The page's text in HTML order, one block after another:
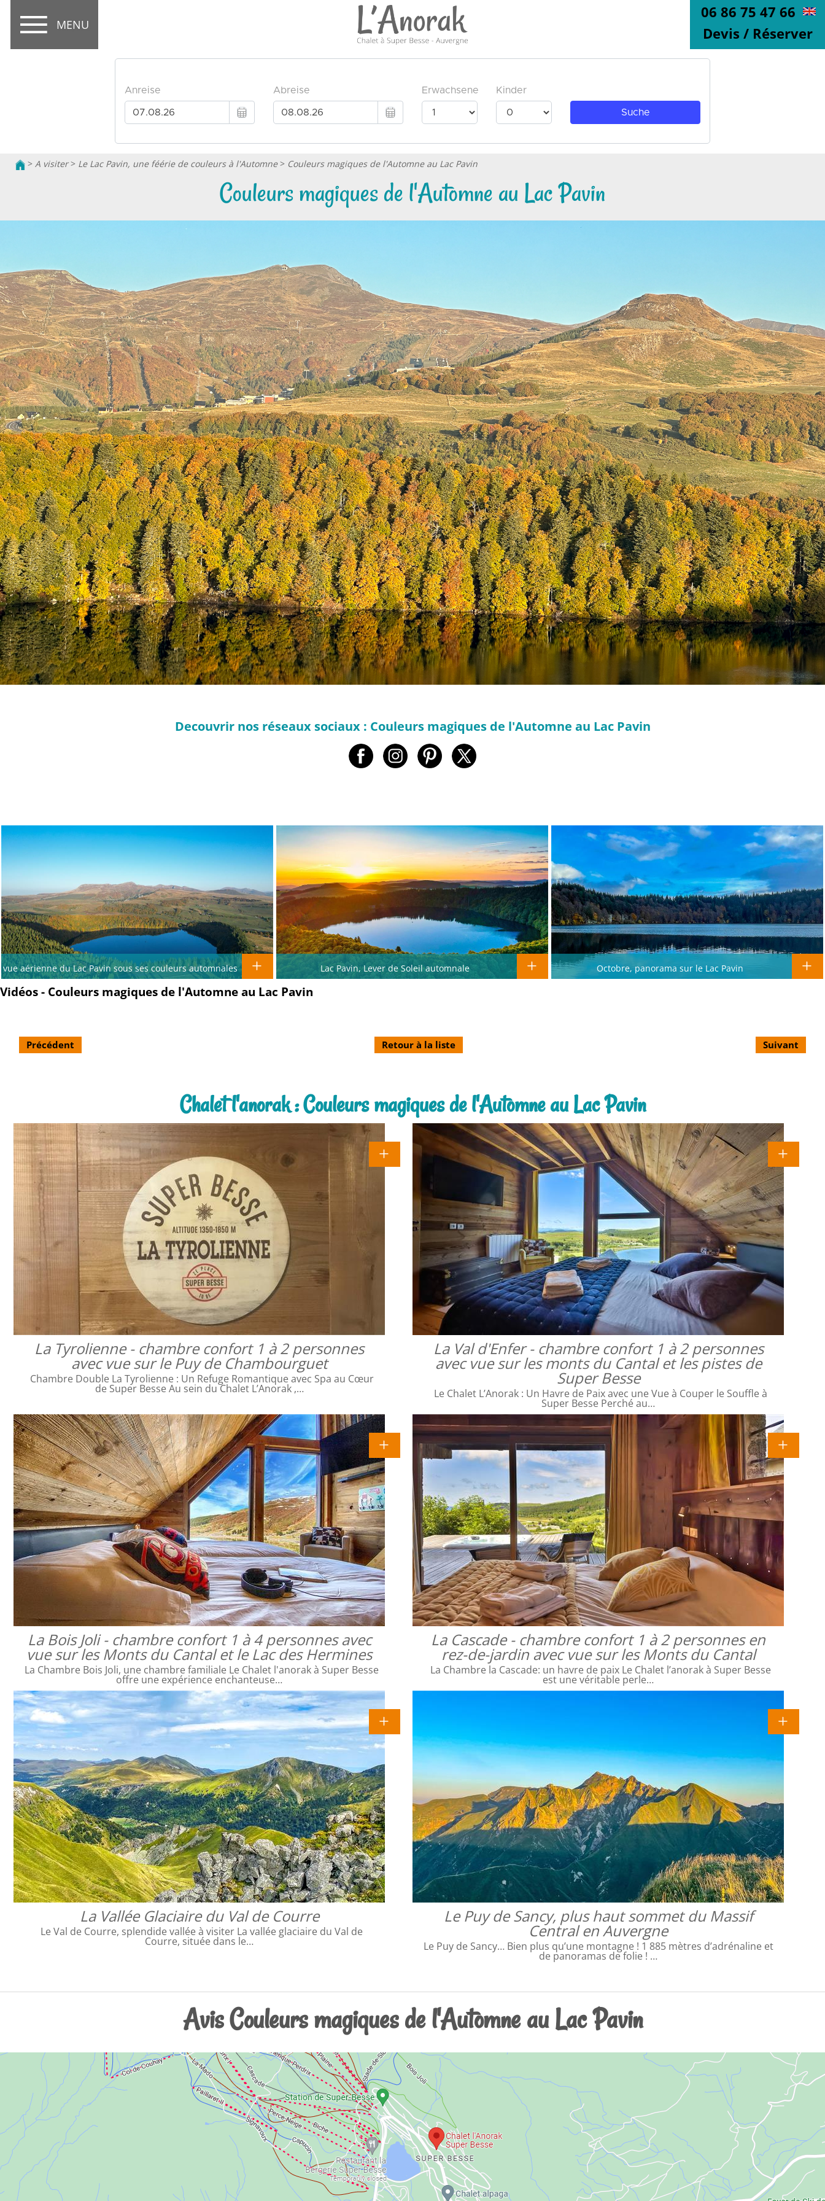
MENU
06 86 75 47 66
Devis / Réserver
> A visiter> Le Lac Pavin, une féérie de couleurs à l'Automne> Couleurs magiques de l'Automne au Lac Pavin
Couleurs magiques de l'Automne au Lac Pavin
Decouvrir nos réseaux sociaux : Couleurs magiques de l'Automne au Lac Pavin
vue aérienne du Lac Pavin sous ses couleurs automnales Lac Pavin, Lever de Soleil automnale Octobre, panorama sur le Lac Pavin
Vidéos - Couleurs magiques de l'Automne au Lac Pavin
Précédent Retour à la liste Suivant
Chalet l'anorak : Couleurs magiques de l'Automne au Lac Pavin
La Tyrolienne - chambre confort 1 à 2 personnes
avec vue sur le Puy de Chambourguet
Chambre Double La Tyrolienne : Un Refuge Romantique avec Spa au Cœur
de Super Besse Au sein du Chalet L’Anorak ,…
La Val d'Enfer - chambre confort 1 à 2 personnes
avec vue sur les monts du Cantal et les pistes de
Super Besse
Le Chalet L’Anorak : Un Havre de Paix avec une Vue à Couper le Souffle à
Super Besse Perché au…
La Bois Joli - chambre confort 1 à 4 personnes avec
vue sur les Monts du Cantal et le Lac des Hermines
La Chambre Bois Joli, une chambre familiale Le Chalet l'anorak à Super Besse
offre une expérience enchanteuse…
La Cascade - chambre confort 1 à 2 personnes en
rez-de-jardin avec vue sur les Monts du Cantal
La Chambre la Cascade: un havre de paix Le Chalet l’anorak à Super Besse
est une véritable perle…
La Vallée Glaciaire du Val de Courre
Le Val de Courre, splendide vallée à visiter La vallée glaciaire du Val de
Courre, située dans le…
Le Puy de Sancy, plus haut sommet du Massif
Central en Auvergne
Le Puy de Sancy… Bien plus qu’une montagne ! 1 885 mètres d’adrénaline et
de panoramas de folie ! …
Avis Couleurs magiques de l'Automne au Lac Pavin